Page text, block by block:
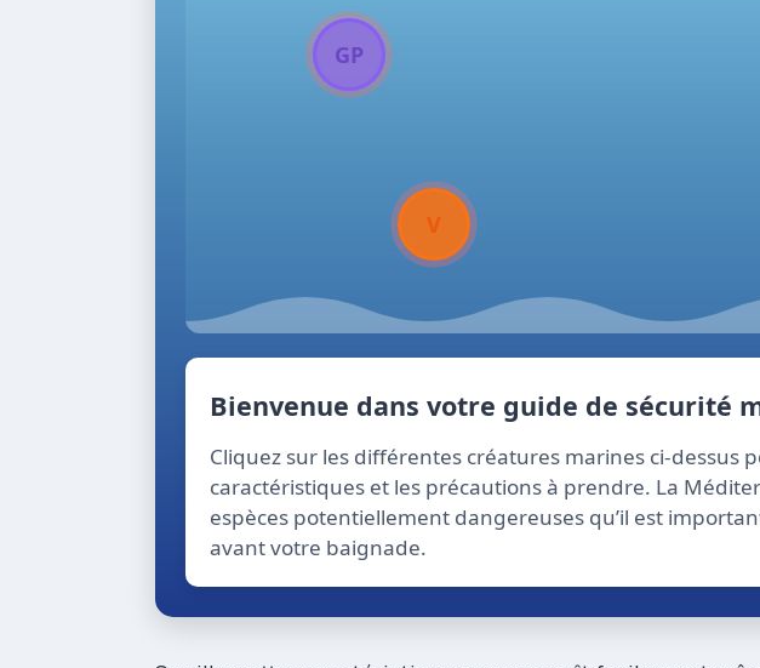
GP
V
Bienvenue dans votre guide de sécurité
Cliquez sur les différentes créatures marines ci-dessus
caractéristiques et les précautions à prendre. La
espèces potentiellement dangereuses qu’il est
avant votre baignade.